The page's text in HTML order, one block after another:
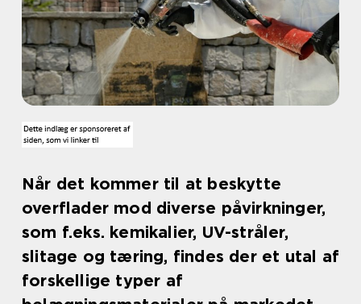
Når det kommer til at beskytte
overflader mod diverse påvirkninger,
som f.eks. kemikalier, UV-stråler,
slitage og tæring, findes der et utal af
forskellige typer af